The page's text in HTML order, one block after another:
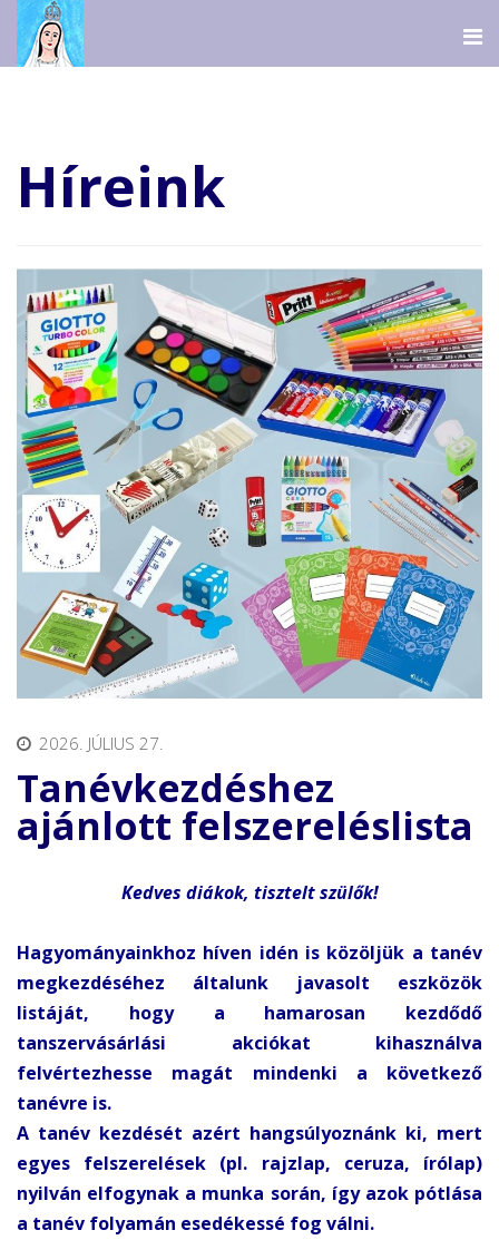
Híreink
2026. JÚLIUS 27.
Tanévkezdéshez
ajánlott felszereléslista
Kedves diákok, tisztelt szülők!
Hagyományainkhoz híven idén is közöljük a tanév
megkezdéséhez általunk javasolt eszközök
listáját, hogy a hamarosan kezdődő
tanszervásárlási akciókat kihasználva
felvértezhesse magát mindenki a következő
tanévre is.
A tanév kezdését azért hangsúlyoznánk ki, mert
egyes felszerelések (pl. rajzlap, ceruza, írólap)
nyilván elfogynak a munka során, így azok pótlása
a tanév folyamán esedékessé fog válni.